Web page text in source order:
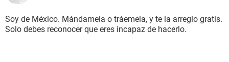
Soy de México. Mándamela o tráemela, y te la arreglo gratis.
Solo debes reconocer que eres incapaz de hacerlo.